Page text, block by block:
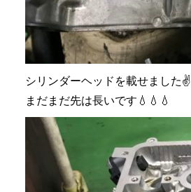
シリンダーヘッドを載せました✌
まだまだ先は長いです💧💧💧